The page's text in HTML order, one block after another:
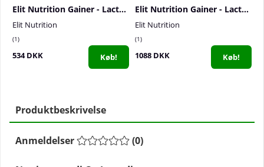
Elit Nutrition Gainer - Lactose Free, 2 kg
Elit Nutrition
1
534 DKK Køb!
Elit Nutrition Gainer - Lactose Free, 5 kg
Elit Nutrition
1
1088 DKK Køb!
Produktbeskrivelse
Anmeldelser (0)